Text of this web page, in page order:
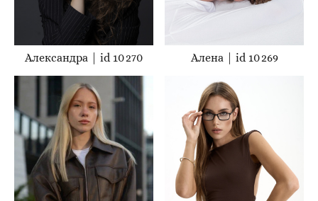
Александра | id 10 270 Алена | id 10 269